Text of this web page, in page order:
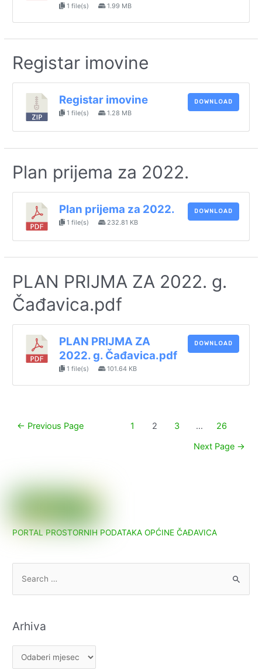
1 file(s) 1.99 MB
Registar imovine
Registar imovine
1 file(s) 1.28 MB
DOWNLOAD
Plan prijema za 2022.
Plan prijema za 2022.
1 file(s) 232.81 KB
DOWNLOAD
PLAN PRIJMA ZA 2022. g.
Čađavica.pdf
PLAN PRIJMA ZA
2022. g. Čađavica.pdf
1 file(s) 101.64 KB
DOWNLOAD
Paginacija
← Previous Page 1 2 3 …
26
Next Page →
PORTAL PROSTORNIH PODATAKA OPĆINE ČAĐAVICA
c
h
Arhiva
r